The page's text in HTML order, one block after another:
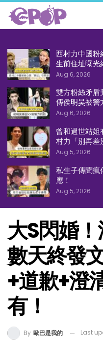
西村力中國粉
生前住址曝光
Aug 6, 2026
雙方粉絲矛盾
傳侯明昊被警
Aug 6, 2026
曾和過世站
村力「別再差
Aug 5, 2026
私生子傳聞瘋
應！
Aug 5, 2026
大S閃婚
數天終發
+道歉+澄
有！
By 歐巴是我的 Last